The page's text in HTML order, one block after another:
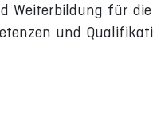
Weiterbildung für
und